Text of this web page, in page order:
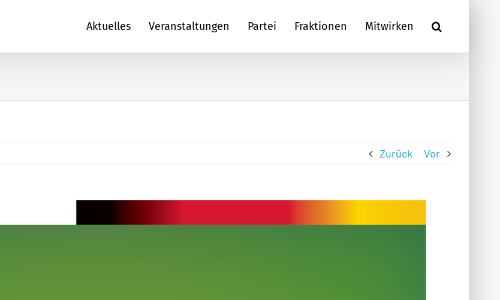
Aktuelles Veranstaltungen Partei Fraktionen Mitwirken
Zurück Vor